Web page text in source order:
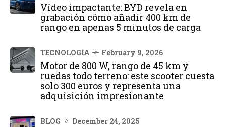
Vídeo impactante: BYD revela en
grabación cómo añadir 400 km de
rango en apenas 5 minutos de carga
TECNOLOGÍA February 9, 2026
Motor de 800 W, rango de 45 km y
ruedas todo terreno: este scooter cuesta
solo 300 euros y representa una
adquisición impresionante
BLOG December 24, 2025